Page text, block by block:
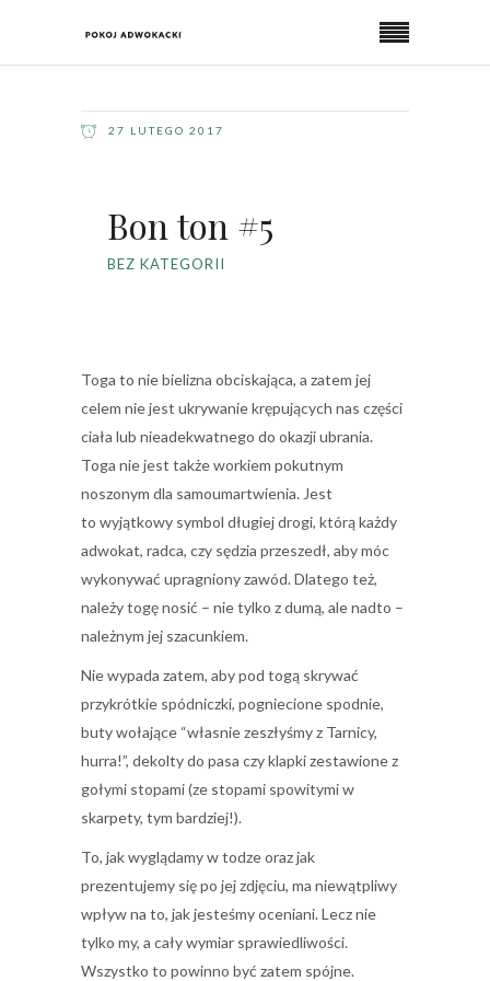
27 LUTEGO 2017
Bon ton #5
BEZ KATEGORII
Toga to nie bielizna obciskająca, a zatem jej
celem nie jest ukrywanie krępujących nas części
ciała lub nieadekwatnego do okazji ubrania.
Toga nie jest także workiem pokutnym
noszonym dla samoumartwienia. Jest
to wyjątkowy symbol długiej drogi, którą każdy
adwokat, radca, czy sędzia przeszedł, aby móc
wykonywać upragniony zawód. Dlatego też,
należy togę nosić – nie tylko z dumą, ale nadto –
należnym jej szacunkiem.
Nie wypada zatem, aby pod togą skrywać
przykrótkie spódniczki, pogniecione spodnie,
buty wołające “własnie zeszłyśmy z Tarnicy,
hurra!”, dekolty do pasa czy klapki zestawione z
gołymi stopami (ze stopami spowitymi w
skarpety, tym bardziej!).
To, jak wyglądamy w todze oraz jak
prezentujemy się po jej zdjęciu, ma niewątpliwy
wpływ na to, jak jesteśmy oceniani. Lecz nie
tylko my, a cały wymiar sprawiedliwości.
Wszystko to powinno być zatem spójne.